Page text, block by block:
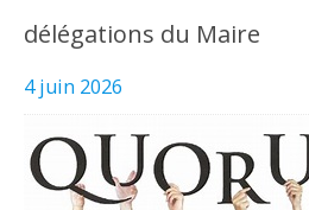
délégations du Maire
4 juin 2026